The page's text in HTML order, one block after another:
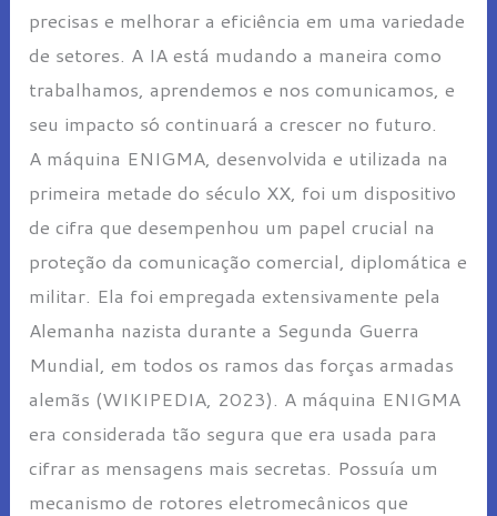
precisas e melhorar a eficiência em uma variedade
de setores. A IA está mudando a maneira como
trabalhamos, aprendemos e nos comunicamos, e
seu impacto só continuará a crescer no futuro.
A máquina ENIGMA, desenvolvida e utilizada na
primeira metade do século XX, foi um dispositivo
de cifra que desempenhou um papel crucial na
proteção da comunicação comercial, diplomática e
militar. Ela foi empregada extensivamente pela
Alemanha nazista durante a Segunda Guerra
Mundial, em todos os ramos das forças armadas
alemãs (WIKIPEDIA, 2023). A máquina ENIGMA
era considerada tão segura que era usada para
cifrar as mensagens mais secretas. Possuía um
mecanismo de rotores eletromecânicos que